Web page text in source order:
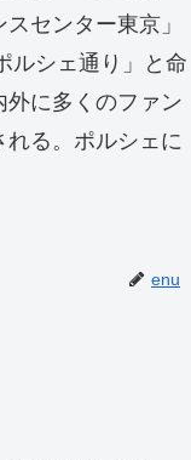
センター東京」
ルシェ通り」と命
に多くのファン
る。ポルシェに
enu